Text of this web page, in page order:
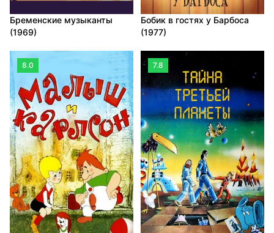
Бременские музыканты
(1969)
Бобик в гостях у Барбоса
(1977)
8.0 7.8